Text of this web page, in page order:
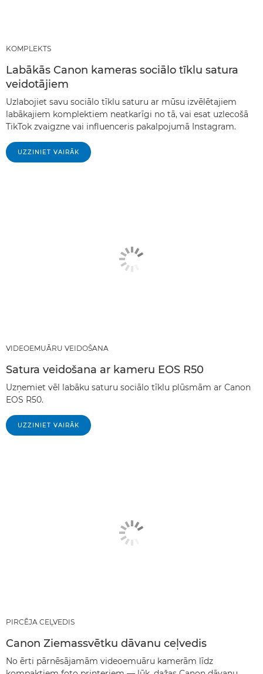
KOMPLEKTS
Labākās Canon kameras sociālo tīklu satura
veidotājiem
Uzlabojiet savu sociālo tīklu saturu ar mūsu izvēlētajiem
labākajiem komplektiem neatkarīgi no tā, vai esat uzlecošā
TikTok zvaigzne vai influenceris pakalpojumā Instagram.
UZZINIET VAIRĀK
VIDEOEMUĀRU VEIDOŠANA
Satura veidošana ar kameru EOS R50
Uzņemiet vēl labāku saturu sociālo tīklu plūsmām ar Canon
EOS R50.
UZZINIET VAIRĀK
PIRCĒJA CEĻVEDIS
Canon Ziemassvētku dāvanu ceļvedis
No ērti pārnēsājamām videoemuāru kamerām līdz